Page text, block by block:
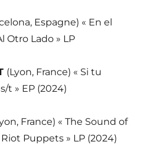
Espagne) « En el
Otro Lado » LP
(Lyon, France) « Si tu
t » EP (2024)
France) « The Sound of
Puppets » LP (2024)